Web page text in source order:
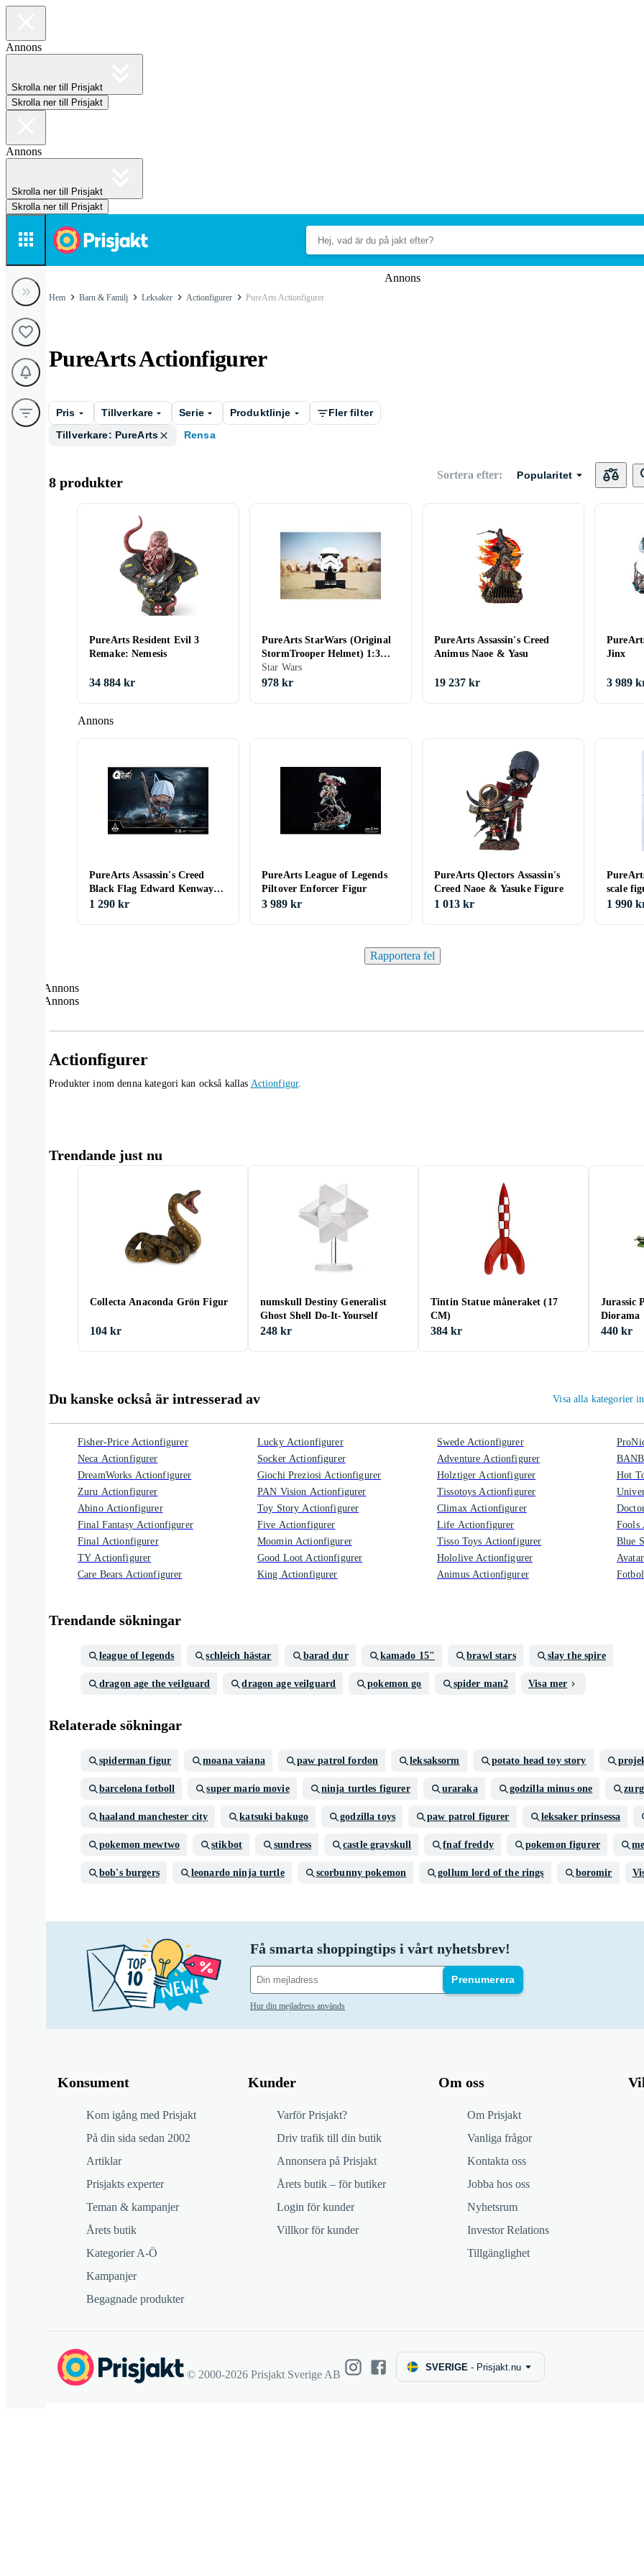
Annons
Skrolla ner till Prisjakt
Skrolla ner till Prisjakt
Annons
Skrolla ner till Prisjakt
Skrolla ner till Prisjakt
Annons
Hem Barn & Familj Leksaker Actionfigurer PureArts Actionfigurer
PureArts Actionfigurer
Pris Tillverkare Serie Produktlinje
Fler filter
Tillverkare: PureArts
Rensa
8 produkter Sortera efter: Popularitet
Annons
PureArts Resident Evil 3
Remake: Nemesis
34 884 kr
PureArts StarWars (Original
StormTrooper Helmet) 1:3
Statue
Star Wars
978 kr
PureArts Assassin's Creed
Animus Naoe & Yasu
19 237 kr
Jinx
3 989
PureArts Assassin's Creed
Black Flag Edward Kenway
PVC Figur
1 290 kr
PureArts League of Legends
Piltover Enforcer Figur
3 989 kr
PureArts Qlectors Assassin's
Creed Naoe & Yasuke Figure
1 013 kr
scale
1 990
Rapportera fel
Annons
Annons
Actionfigurer
Produkter inom denna kategori kan också kallas Actionfigur.
Trendande just nu
Collecta Anaconda Grön Figur
104 kr
numskull Destiny Generalist
Ghost Shell Do-It-Yourself
248 kr
Tintin Statue måneraket (17
CM)
384 kr
Jurassic
Diorama
440 kr
Du kanske också är intresserad av Visa alla kategorier
Fisher-Price Actionfigurer
Neca Actionfigurer
DreamWorks Actionfigurer
Zuru Actionfigurer
Abino Actionfigurer
Final Fantasy Actionfigurer
Final Actionfigurer
TY Actionfigurer
Care Bears Actionfigurer
Lucky Actionfigurer
Socker Actionfigurer
Giochi Preziosi Actionfigurer
PAN Vision Actionfigurer
Toy Story Actionfigurer
Five Actionfigurer
Moomin Actionfigurer
Good Loot Actionfigurer
King Actionfigurer
Swede Actionfigurer
Adventure Actionfigurer
Holztiger Actionfigurer
Tissotoys Actionfigurer
Climax Actionfigurer
Life Actionfigurer
Tisso Toys Actionfigurer
Hololive Actionfigurer
Animus Actionfigurer
Hot
Fools
Blue
Trendande sökningar
league of legends schleich hästar barad dur kamado 15" brawl stars slay the spire
dragon age the veilguard dragon age veilguard pokemon go spider man2 Visa mer
Relaterade sökningar
spiderman figur moana vaiana paw patrol fordon leksaksorm potato head toy story
barcelona fotboll super mario movie ninja turtles figurer uraraka godzilla minus one
haaland manchester city katsuki bakugo godzilla toys paw patrol figurer leksaker prinsessa
pokemon mewtwo stikbot sundress castle grayskull fnaf freddy pokemon figurer
bob's burgers leonardo ninja turtle scorbunny pokemon gollum lord of the rings boromir
Få smarta shoppingtips i vårt nyhetsbrev!
Prenumerera
Hur din mejladress används
Konsument
Kom igång med Prisjakt
På din sida sedan 2002
Artiklar
Prisjakts experter
Teman & kampanjer
Årets butik
Kategorier A-Ö
Kampanjer
Begagnade produkter
Kunder
Varför Prisjakt?
Driv trafik till din butik
Annonsera på Prisjakt
Årets butik – för butiker
Login för kunder
Villkor för kunder
Om oss
Om Prisjakt
Vanliga frågor
Kontakta oss
Jobba hos oss
Nyhetsrum
Investor Relations
Tillgänglighet
© 2000-2026 Prisjakt Sverige AB
SVERIGE - Prisjakt.nu